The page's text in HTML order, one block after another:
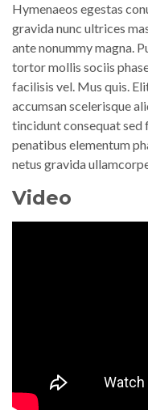
Hymenaeos egestas
gravida nunc ultrices
ante nonummy magna.
tortor mollis sociis
facilisis vel. Mus quis.
accumsan scelerisque
tincidunt consequat sed
penatibus elementum
netus gravida
Video